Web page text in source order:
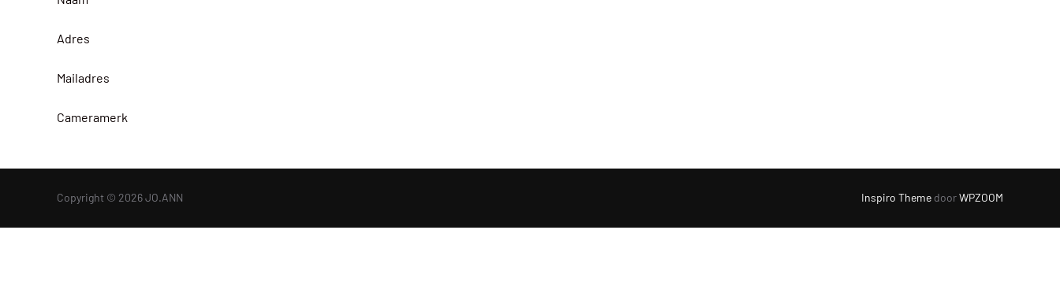
Adres
Mailadres
Cameramerk
Copyright © 2026 JO.ANN Inspiro Theme doorWPZOOM